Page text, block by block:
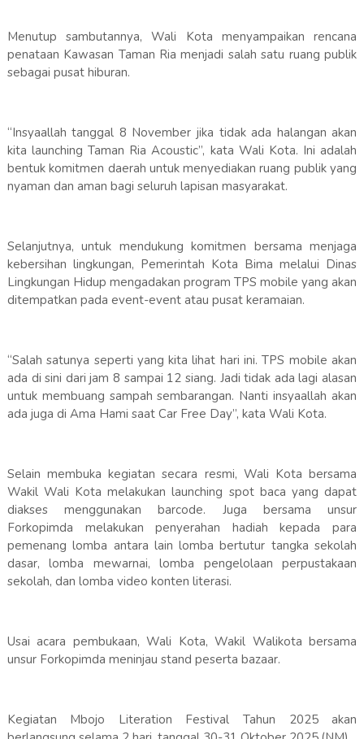
Menutup sambutannya, Wali Kota menyampaikan rencana
penataan Kawasan Taman Ria menjadi salah satu ruang publik
sebagai pusat hiburan.
“Insyaallah tanggal 8 November jika tidak ada halangan akan
kita launching Taman Ria Acoustic”, kata Wali Kota. Ini adalah
bentuk komitmen daerah untuk menyediakan ruang publik yang
nyaman dan aman bagi seluruh lapisan masyarakat.
Selanjutnya, untuk mendukung komitmen bersama menjaga
kebersihan lingkungan, Pemerintah Kota Bima melalui Dinas
Lingkungan Hidup mengadakan program TPS mobile yang akan
ditempatkan pada event-event atau pusat keramaian.
“Salah satunya seperti yang kita lihat hari ini. TPS mobile akan
ada di sini dari jam 8 sampai 12 siang. Jadi tidak ada lagi alasan
untuk membuang sampah sembarangan. Nanti insyaallah akan
ada juga di Ama Hami saat Car Free Day”, kata Wali Kota.
Selain membuka kegiatan secara resmi, Wali Kota bersama
Wakil Wali Kota melakukan launching spot baca yang dapat
diakses menggunakan barcode. Juga bersama unsur
Forkopimda melakukan penyerahan hadiah kepada para
pemenang lomba antara lain lomba bertutur tangka sekolah
dasar, lomba mewarnai, lomba pengelolaan perpustakaan
sekolah, dan lomba video konten literasi.
Usai acara pembukaan, Wali Kota, Wakil Walikota bersama
unsur Forkopimda meninjau stand peserta bazaar.
Kegiatan Mbojo Literation Festival Tahun 2025 akan